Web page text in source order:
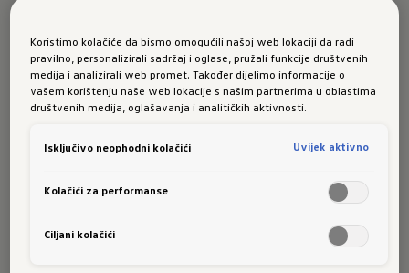
dostupni za narudžbu kao prvi modeli opremljeni
ovim softverom, navedenim funkcijama i novim
Innovision infotainment sustavom. Osim toga,
svi novi ID. modeli sada nude mogućnost
roštilja do e- bicikala - snagom do 3,6 kW,
izravno iz visokonaponske baterije putem
Kai Grünitz, član Uprave Volkswagena zadužen
Koristimo kolačiće da bismo omogućili našoj web lokaciji da radi
pravilno, personalizirali sadržaj i oglase, pružali funkcije društvenih
medija i analizirali web promet. Također dijelimo informacije o
vašem korištenju naše web lokacije s našim partnerima u oblastima
društvenih medija, oglašavanja i analitičkih aktivnosti.
Isključivo neophodni kolačići Uvijek aktivno
Kolačići za performanse
Ciljani kolačići